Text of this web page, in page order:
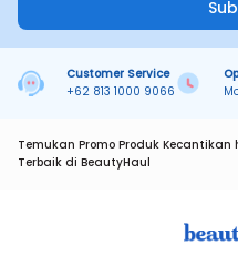
Customer Service
+62 813 1000 9066
Temukan Promo Produk
Terbaik di BeautyHaul